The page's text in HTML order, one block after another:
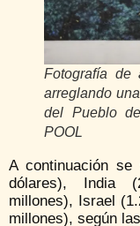
Fotografía de
arreglando
del Pueblo
POOL
A continuación se
dólares), India
millones), Israel
millones), según